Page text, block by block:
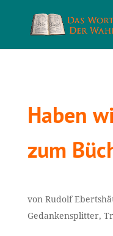
Haben
zum
von Rudolf
Gedankensplitter,